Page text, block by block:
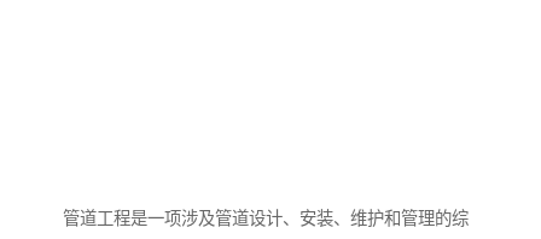
管道工程是一项涉及管道设计、安装、维护和管理的综